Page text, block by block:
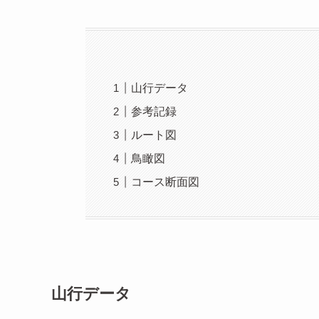
山行データ
参考記録
ルート図
鳥瞰図
コース断面図
山行データ